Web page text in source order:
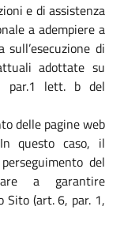
e di assistenza
a adempiere a
di
adottate su
par.1 lett. b del
delle pagine web
questo caso, il
del
a garantire
Sito (art. 6, par. 1,